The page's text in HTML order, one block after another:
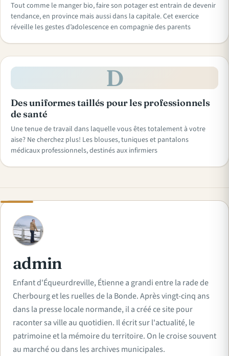
Tout comme le manger bio, faire son potager est entrain de devenir
tendance, en province mais aussi dans la capitale. Cet exercice
réveille les gestes d’adolescence en compagnie des parents
D
Des uniformes taillés pour les professionnels
de santé
Une tenue de travail dans laquelle vous êtes totalement à votre
aise? Ne cherchez plus! Les blouses, tuniques et pantalons
médicaux professionnels, destinés aux infirmiers
A
admin
Enfant d'Équeurdreville, Étienne a grandi entre la rade de
Cherbourg et les ruelles de la Bonde. Après vingt-cinq ans
dans la presse locale normande, il a créé ce site pour
raconter sa ville au quotidien. Il écrit sur l'actualité, le
patrimoine et la mémoire du territoire. On le croise souvent
au marché ou dans les archives municipales.